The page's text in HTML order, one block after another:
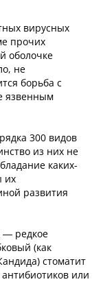
вирусных
прочих
оболочке
не
борьба с
язвенным
300 видов
из них не
каких-
их
развития
— редкое
(как
стоматит
или